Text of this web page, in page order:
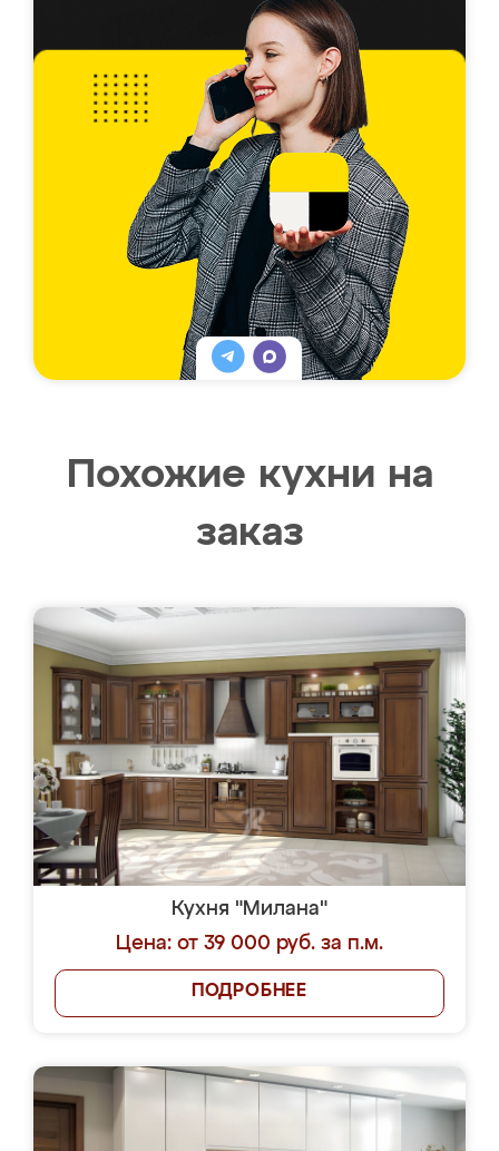
Похожие кухни на
заказ
Кухня "Милана"
Цена: от 39 000 руб. за п.м.
ПОДРОБНЕЕ